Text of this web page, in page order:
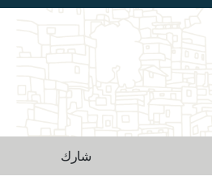
شارك